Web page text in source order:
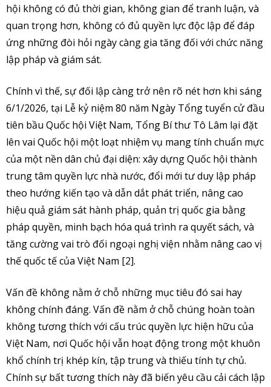
hội không có đủ thời gian, không gian để tranh luận, và
quan trọng hơn, không có đủ quyền lực độc lập để đáp
ứng những đòi hỏi ngày càng gia tăng đối với chức năng
lập pháp và giám sát.
Chính vì thế, sự đối lập càng trở nên rõ nét hơn khi sáng
6/1/2026, tại Lễ kỷ niệm 80 năm Ngày Tổng tuyển cử đầu
tiên bầu Quốc hội Việt Nam, Tổng Bí thư Tô Lâm lại đặt
lên vai Quốc hội một loạt nhiệm vụ mang tính chuẩn mực
của một nền dân chủ đại diện: xây dựng Quốc hội thành
trung tâm quyền lực nhà nước, đổi mới tư duy lập pháp
theo hướng kiến tạo và dẫn dắt phát triển, nâng cao
hiệu quả giám sát hành pháp, quản trị quốc gia bằng
pháp quyền, minh bạch hóa quá trình ra quyết sách, và
tăng cường vai trò đối ngoại nghị viện nhằm nâng cao vị
thế quốc tế của Việt Nam [2].
Vấn đề không nằm ở chỗ những mục tiêu đó sai hay
không chính đáng. Vấn đề nằm ở chỗ chúng hoàn toàn
không tương thích với cấu trúc quyền lực hiện hữu của
Việt Nam, nơi Quốc hội vẫn hoạt động trong một khuôn
khổ chính trị khép kín, tập trung và thiếu tính tự chủ.
Chính sự bất tương thích này đã biến yêu cầu cải cách lập